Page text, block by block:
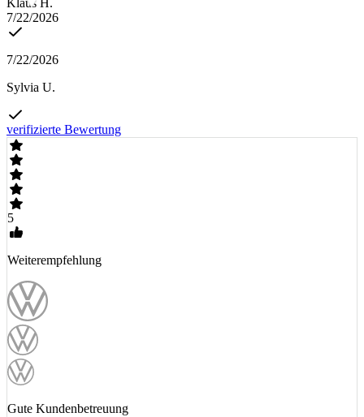
7/22/2026
7/22/2026
Sylvia U.
verifizierte Bewertung
5
Weiterempfehlung
Gute Kundenbetreuung